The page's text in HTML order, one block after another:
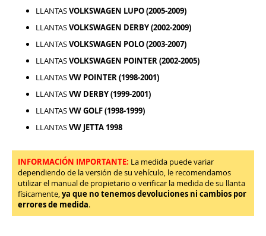
LLANTASVOLKSWAGEN LUPO (2005-2009)
LLANTASVOLKSWAGEN DERBY (2002-2009)
LLANTASVOLKSWAGEN POLO (2003-2007)
LLANTASVOLKSWAGEN POINTER (2002-2005)
LLANTASVW POINTER (1998-2001)
LLANTASVW DERBY (1999-2001)
LLANTASVW GOLF (1998-1999)
LLANTASVW JETTA 1998
INFORMACIÓN IMPORTANTE: La medida puede variar
dependiendo de la versión de su vehículo, le recomendamos
utilizar el manual de propietario o verificar la medida de su llanta
físicamente,ya que no tenemos devoluciones ni cambios por
errores de medida.